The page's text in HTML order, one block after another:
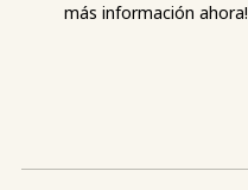
más información ahora!